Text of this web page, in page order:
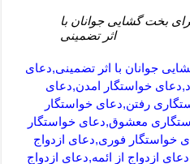
بخت گشایی جوانان با
اثر تضمینی
جوانان با اثر تضمینی,دعای
خواستگار امدن,دعای
رفتن,دعای خواستگار
معشوق,دعای خواستگار
خواستگار فوری,دعای ازدواج
ازدواج از ائمه,دعای ازدواج